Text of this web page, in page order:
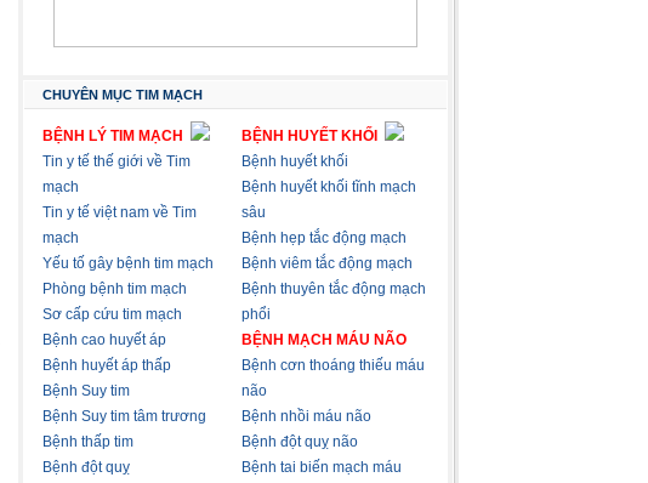
CHUYÊN MỤC TIM MẠCH
BỆNH LÝ TIM MẠCH
Tin y tế thế giới về Tim
mạch
Tin y tế việt nam về Tim
mạch
Yếu tố gây bệnh tim mạch
Phòng bệnh tim mạch
Sơ cấp cứu tim mạch
Bệnh cao huyết áp
Bệnh huyết áp thấp
Bệnh Suy tim
Bệnh Suy tim tâm trương
Bệnh thấp tim
Bệnh đột quỵ
BỆNH HUYẾT KHỐI
Bệnh huyết khối
Bệnh huyết khối tĩnh mạch
sâu
Bệnh hẹp tắc động mạch
Bệnh viêm tắc động mạch
Bệnh thuyên tắc động mạch
phổi
BỆNH MẠCH MÁU NÃO
Bệnh cơn thoáng thiếu máu
não
Bệnh nhồi máu não
Bệnh đột quỵ não
Bệnh tai biến mạch máu